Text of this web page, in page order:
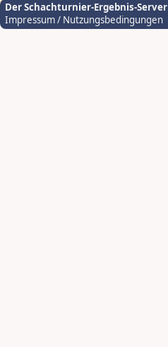
Der Schachturnier-Ergebnis-Server
Impressum / Nutzungsbedingungen